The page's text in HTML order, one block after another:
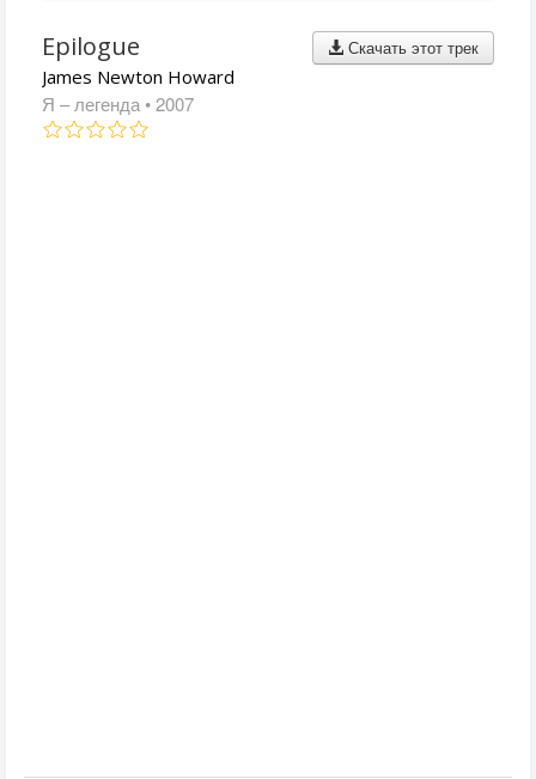
Скачать этот трек
Epilogue
James Newton Howard
Я – легенда • 2007